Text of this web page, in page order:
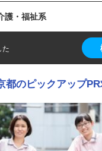
護・福祉系
た
都のピックアップPR